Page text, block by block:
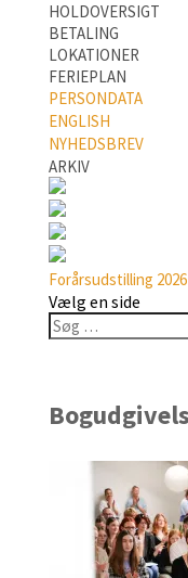
HOLDOVERSIGT
BETALING
LOKATIONER
FERIEPLAN
PERSONDATA
ENGLISH
NYHEDSBREV
ARKIV
Forårsudstilling 2026
Vælg en side